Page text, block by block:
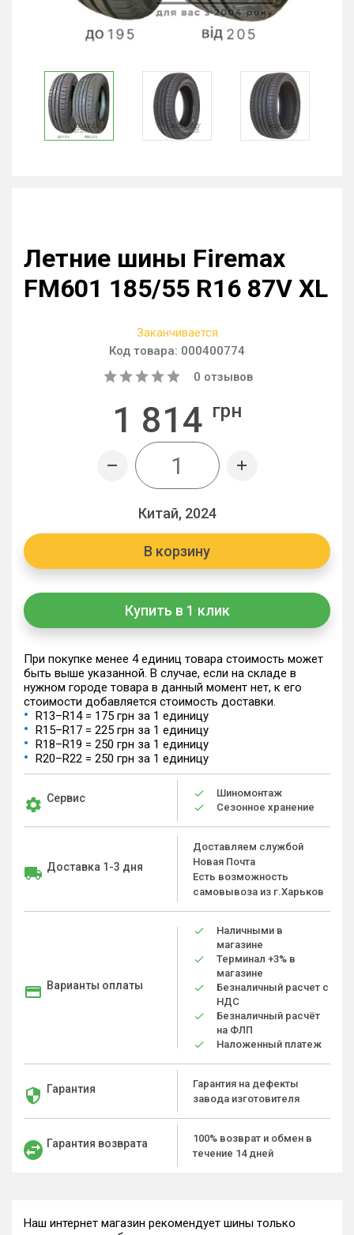
Летние шины Firemax
FM601 185/55 R16 87V XL
Заканчивается
Код товара: 000400774
0 отзывов
1 814 грн
Китай, 2024
В корзину
Купить в 1 клик
При покупке менее 4 единиц товара стоимость может
быть выше указанной. В случае, если на складе в
нужном городе товара в данный момент нет, к его
стоимости добавляется стоимость доставки.
R13–R14 = 175 грн за 1 единицу
R15–R17 = 225 грн за 1 единицу
R18–R19 = 250 грн за 1 единицу
R20–R22 = 250 грн за 1 единицу
Сервис
Шиномонтаж
Сезонное хранение
Доставка 1-3 дня
Доставляем службой
Новая Почта
Есть возможность
самовывоза из г.Харьков
Варианты оплаты
Наличными в
магазине
Терминал +3% в
магазине
Безналичный расчет с
НДС
Безналичный расчёт
на ФЛП
Наложенный платеж
Гарантия
Гарантия на дефекты
завода изготовителя
Гарантия возврата
100% возврат и обмен в
течение 14 дней
Наш интернет магазин рекомендует шины только